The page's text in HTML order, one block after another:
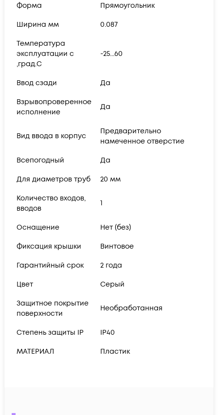
Форма Прямоугольник
Ширина мм 0.087
Температура
эксплуатации с
,град.C
-25...60
Ввод сзади Да
Взрывопроверенное
исполнение
Да
Вид ввода в корпус
Предварительно
намеченное отверстие
Всепогодный Да
Для диаметров труб 20 мм
Количество входов,
вводов
1
Оснащение Нет (без)
Фиксация крышки Винтовое
Гарантийный срок 2 года
Цвет Серый
Защитное покрытие
поверхности
Необработанная
Степень защиты IP IP40
МАТЕРИАЛ Пластик